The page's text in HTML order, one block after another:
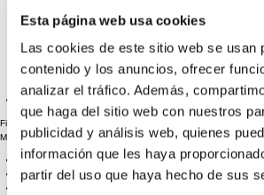
Esta página web usa cookies
Las cookies de este sitio web se usan
contenido y los anuncios, ofrecer
analizar el tráfico. Además,
que haga del sitio web con nuestros
publicidad y análisis web, quienes
información que les haya
partir del uso que haya hecho de sus
pestañas
Otros
accesorios de
maquillaje
Filtro de Búsqueda
Marca
LOREAL (2)
CATRICE(6)